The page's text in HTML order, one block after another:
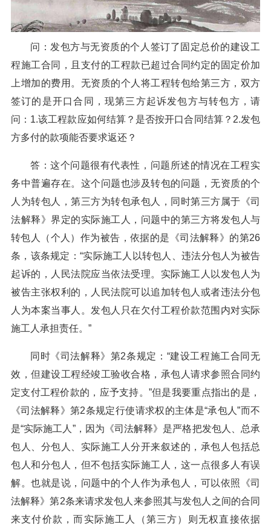
问：发包方与无资质的个人签订了固定总价的建设工
程施工合同，且支付的工程款已超过合同约定的固定价加
上增加的费用。无资质的个人将工程转包给第三方，双方
签订的是开口合同，现第三方起诉发包方与转包方，请
问：1.该工程款应如何结算？是否按开口合同结算？2.发包
方多付的款项能否要求返还？
答：这个问题很有代表性，问题所述的情况在工程实
务中普遍存在。这个问题也涉及转包的问题，无资质的个
人为转包人，第三方为转包承包人，同时第三方属于《司
法解释》界定的实际施工人，问题中的第三方将发包人与
转包人（个人）作为被告，依据的是《司法解释》的第26
条，该条规定：“实际施工人以转包人、违法分包人为被告
起诉的，人民法院应当依法受理。实际施工人以发包人为
被告主张权利的，人民法院可以追加转包人或者违法分包
人为本案当事人。发包人只在欠付工程价款范围内对实际
施工人承担责任。”
同时《司法解释》第2条规定：“建设工程施工合同无
效，但建设工程经竣工验收合格，承包人请求参照合同约
定支付工程价款的，应予支持。”但是我要重点指出的是，
《司法解释》第2条规定行使请求权的主体是“承包人”而不
是“实际施工人”，因为《司法解释》是严格把发包人、总承
包人、分包人、实际施工人分开来叙述的，承包人包括总
包人和分包人，但不包括实际施工人，这一点很多人有误
解。也就是说，问题中的个人作为承包人，可以依照《司
法解释》第2条来请求发包人来参照其与发包人之间的合同
来支付价款，而实际施工人（第三方）则无权直接依据